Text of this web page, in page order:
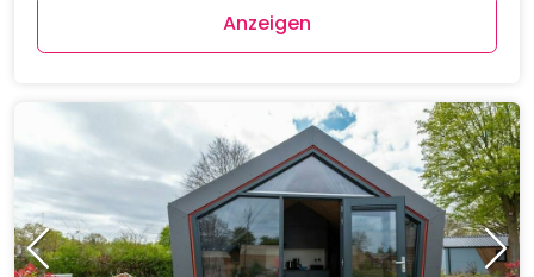
Anzeigen